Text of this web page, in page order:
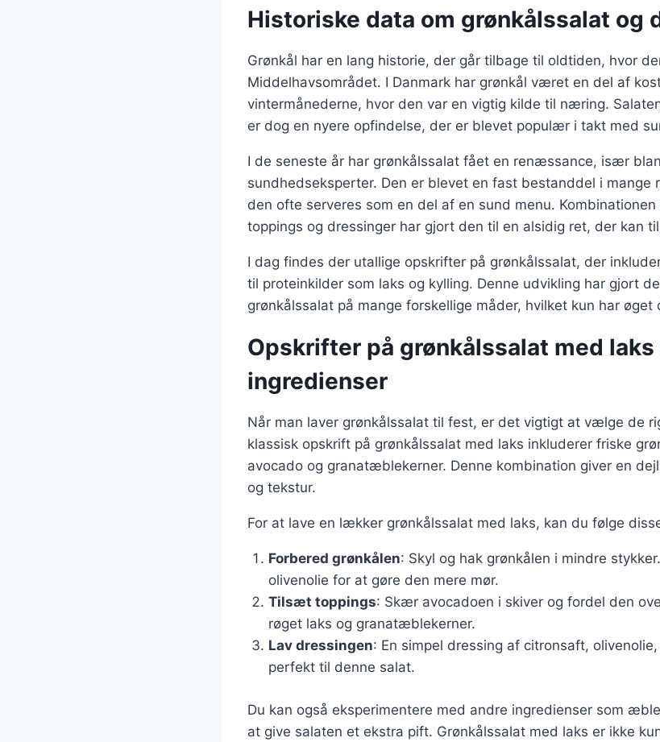
Historiske data om grønkålssalat og
Grønkål har en lang historie, der går tilbage til oldtiden, hvor
Middelhavsområdet. I Danmark har grønkål været en del af
vintermånederne, hvor den var en vigtig kilde til næring.
er dog en nyere opfindelse, der er blevet populær i takt med
I de seneste år har grønkålssalat fået en renæssance, især
sundhedseksperter. Den er blevet en fast bestanddel i mange
den ofte serveres som en del af en sund menu.
toppings og dressinger har gjort den til en alsidig ret, der kan
I dag findes der utallige opskrifter på grønkålssalat, der
til proteinkilder som laks og kylling. Denne udvikling har gjort
grønkålssalat på mange forskellige måder, hvilket kun har øget
Opskrifter på grønkålssalat med laks
ingredienser
Når man laver grønkålssalat til fest, er det vigtigt at vælge de
klassisk opskrift på grønkålssalat med laks inkluderer friske
avocado og granatæblekerner. Denne kombination giver en
og tekstur.
For at lave en lækker grønkålssalat med laks, kan du følge
Forbered grønkålen: Skyl og hak grønkålen i mindre
olivenolie for at gøre den mere mør.
Tilsæt toppings: Skær avocadoen i skiver og fordel den
røget laks og granatæblekerner.
Lav dressingen: En simpel dressing af citronsaft,
perfekt til denne salat.
Du kan også eksperimentere med andre ingredienser som
at give salaten et ekstra pift. Grønkålssalat med laks er ikke